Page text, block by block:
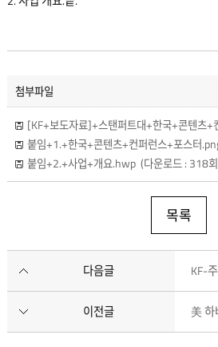
첨부파일
[KF+보도자료]+스탠퍼트대+한국+콘텐츠+
붙임+1.+한국+콘텐츠+컨퍼런스+포스터
붙임+2.+사업+개요.hwp (다운로드 : 318
목록
다음글
이전글